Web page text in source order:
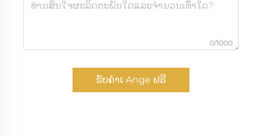
0/1000
ຮັບຄຳເ Ange ຟຣີ